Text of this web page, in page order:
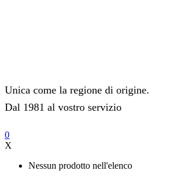
Unica come la regione di origine.
Dal 1981 al vostro servizio
0
X
Nessun prodotto nell'elenco